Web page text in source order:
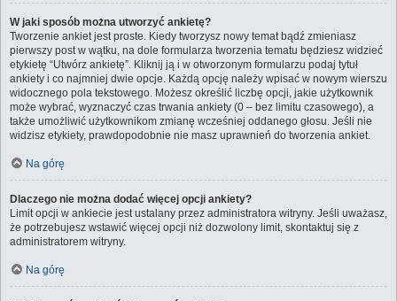
W jaki sposób można utworzyć ankietę?
Tworzenie ankiet jest proste. Kiedy tworzysz nowy temat bądź zmieniasz
pierwszy post w wątku, na dole formularza tworzenia tematu będziesz widzieć
etykietę “Utwórz ankietę”. Kliknij ją i w otworzonym formularzu podaj tytuł
ankiety i co najmniej dwie opcje. Każdą opcję należy wpisać w nowym wierszu
widocznego pola tekstowego. Możesz określić liczbę opcji, jakie użytkownik
może wybrać, wyznaczyć czas trwania ankiety (0 – bez limitu czasowego), a
także umożliwić użytkownikom zmianę wcześniej oddanego głosu. Jeśli nie
widzisz etykiety, prawdopodobnie nie masz uprawnień do tworzenia ankiet.
Na górę
Dlaczego nie można dodać więcej opcji ankiety?
Limit opcji w ankiecie jest ustalany przez administratora witryny. Jeśli uważasz,
że potrzebujesz wstawić więcej opcji niż dozwolony limit, skontaktuj się z
administratorem witryny.
Na górę